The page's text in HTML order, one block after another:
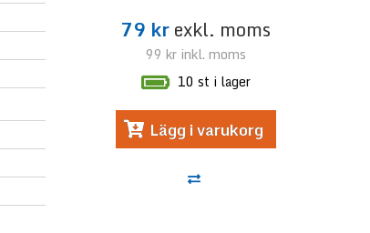
79 krexkl. moms
99 krinkl. moms
10 st i lager
Lägg i varukorg